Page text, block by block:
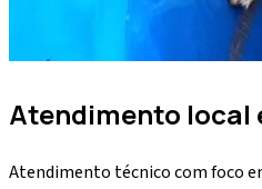
Atendimento local
Atendimento técnico com foco